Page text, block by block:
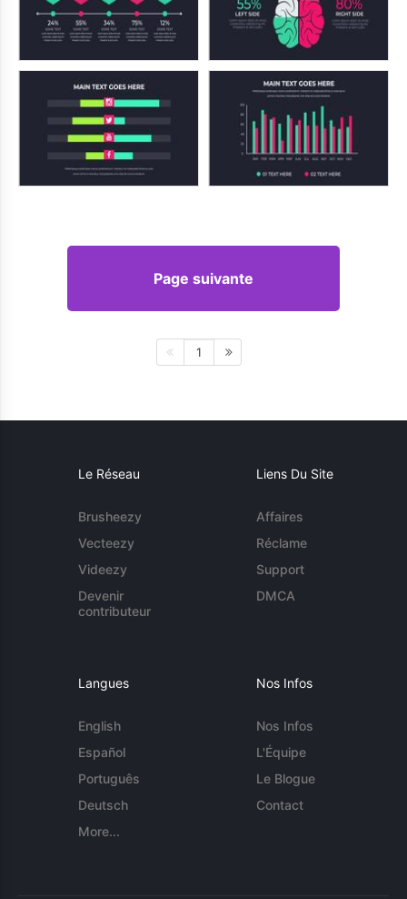
Page suivante
1
Le Réseau
Brusheezy
Vecteezy
Videezy
Devenir
contributeur
Liens Du Site
Affaires
Réclame
Support
DMCA
Langues
English
Español
Português
Deutsch
More...
Nos Infos
Nos Infos
L'Équipe
Le Blogue
Contact